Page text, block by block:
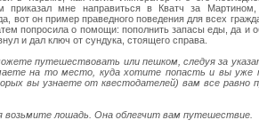
приказал мне направиться в Кватч за Мартином,
он пример праведного поведения для всех
попросила о помощи: пополнить запасы еды, да и
и дал ключ от сундука, стоящего справа.
путешествовать или пешком, следуя за
на то место, куда хотите попасть и вы
вы узнаете от квестодателей) вам все равно
лошадь. Она облегчит вам путешествие.